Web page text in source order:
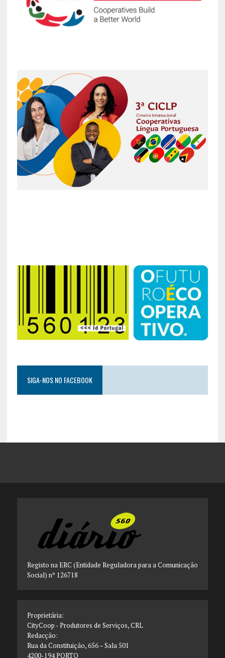
SIGA-NOS NO FACEBOOK
Registo na ERC (Entidade Reguladora para a Comunicação
Social) nº 126718
Proprietária:
CityCoop - Produtores de Serviços, CRL
Redacção:
Rua da Constituição, 656 – Sala 501
4200-194 PORTO